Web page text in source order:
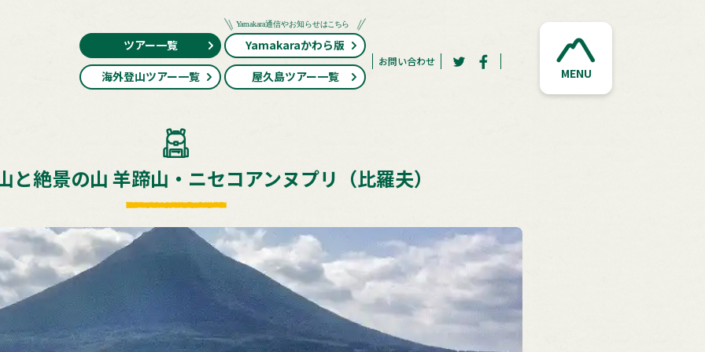
ツアー一覧
Yamakaraかわら版
海外登山ツアー一覧
屋久島ツアー一覧
お問い合わせ
MENU
と絶景の山 羊蹄山・ニセコアンヌプリ（比羅夫）